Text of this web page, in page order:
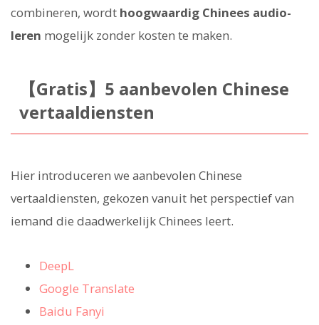
combineren, wordt hoogwaardig Chinees audio-
leren mogelijk zonder kosten te maken.
【Gratis】5 aanbevolen Chinese
vertaaldiensten
Hier introduceren we aanbevolen Chinese
vertaaldiensten, gekozen vanuit het perspectief van
iemand die daadwerkelijk Chinees leert.
DeepL
Google Translate
Baidu Fanyi